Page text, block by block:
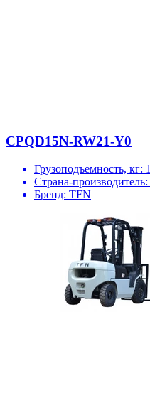
CPQD15N-RW21-Y0
Грузоподъемность, кг:
Страна-производитель:
Бренд: TFN